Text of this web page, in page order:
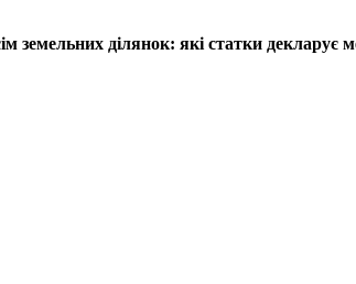
земельних ділянок: які статки декларує